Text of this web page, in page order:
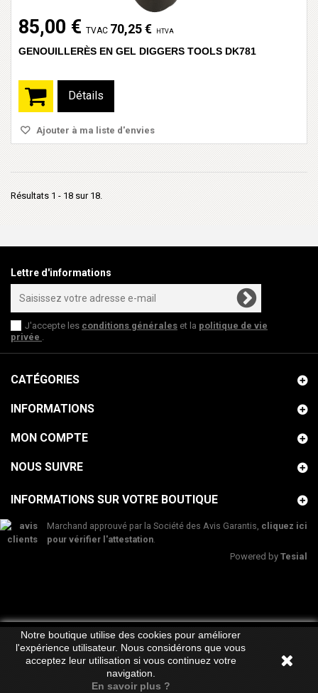
85,00 € TVAC 70,25 € HTVA
GENOUILLERÈS EN GEL DIGGERS TOOLS DK781
Détails
Ajouter à ma liste d'envies
Résultats 1 - 18 sur 18.
Lettre d'informations
J'accepte les conditions générales et la politique de vie
privée
CATÉGORIES
INFORMATIONS
MON COMPTE
NOUS SUIVRE
INFORMATIONS SUR VOTRE BOUTIQUE
Marchand approuvé par la Société des Avis Garantis, cliquez ici
pour vérifier l'attestation
Notre boutique utilise des cookies pour améliorer
l'expérience utilisateur. Nous considérons que vous
acceptez leur utilisation si vous continuez votre
navigation.
En savoir plus ?
Powered by Tesial